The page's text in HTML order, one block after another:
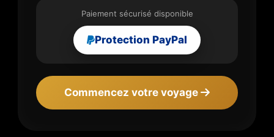
Paiement sécurisé disponible
Protection PayPal
Commencez votre voyage